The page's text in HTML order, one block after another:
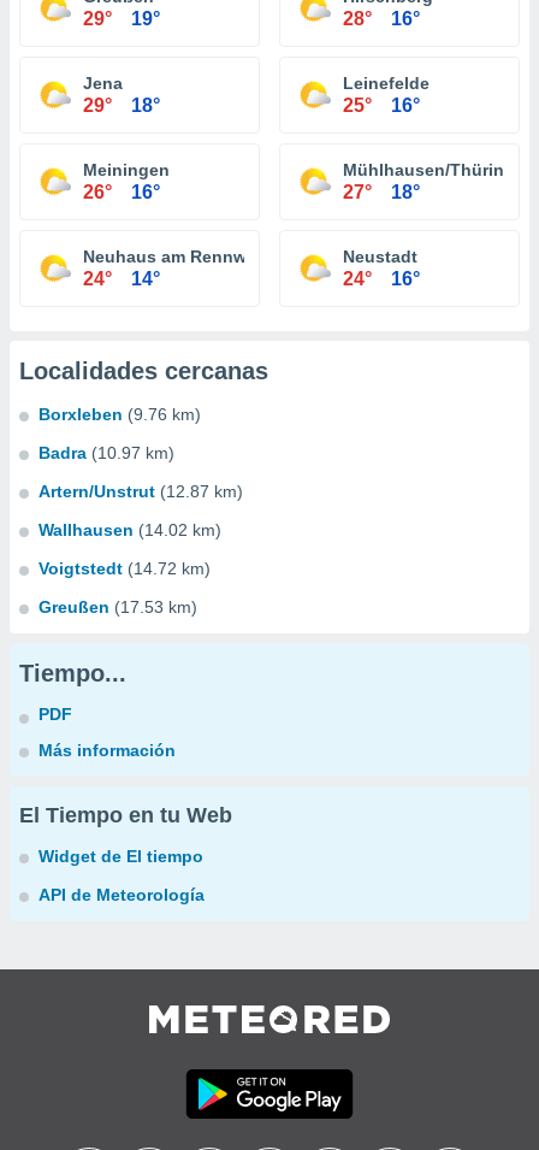
29° 19° 28° 16°
Jena
29° 18°
Leinefelde
25° 16°
Meiningen
26° 16°
Mühlhausen/Thüringen
27° 18°
Neuhaus am Rennweg
24° 14°
Neustadt
24° 16°
Localidades cercanas
Borxleben (9.76 km)
Badra (10.97 km)
Artern/Unstrut (12.87 km)
Wallhausen (14.02 km)
Voigtstedt (14.72 km)
Greußen (17.53 km)
Tiempo...
PDF
Más información
El Tiempo en tu Web
Widget de El tiempo
API de Meteorología